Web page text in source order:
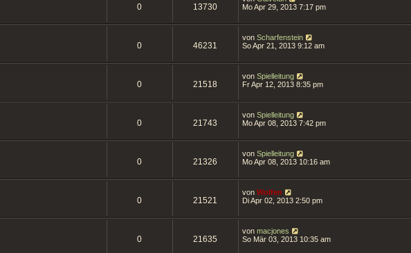
0 13730
Mo Apr 29, 2013 7:17 pm
0 46231
von Scharfenstein
So Apr 21, 2013 9:12 am
0 21518
von Spielleitung
Fr Apr 12, 2013 8:35 pm
0 21743
von Spielleitung
Mo Apr 08, 2013 7:42 pm
0 21326
von Spielleitung
Mo Apr 08, 2013 10:16 am
0 21521
von Wolfen
Di Apr 02, 2013 2:50 pm
0 21635
von macjones
So Mär 03, 2013 10:35 am